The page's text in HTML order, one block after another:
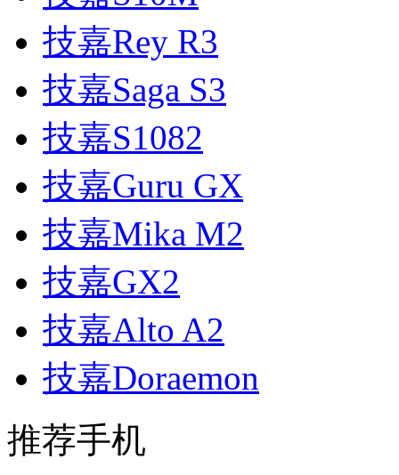
技嘉Rey R3
技嘉Saga S3
技嘉S1082
技嘉Guru GX
技嘉Mika M2
技嘉GX2
技嘉Alto A2
技嘉Doraemon
推荐手机